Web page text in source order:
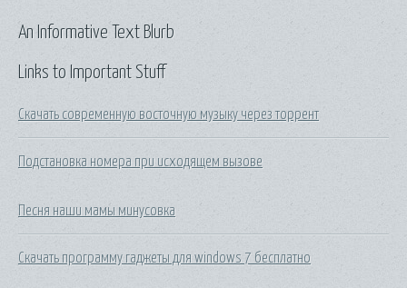
Links to Important Stuff
Скачать современную восточную музыку через торрент
Подстановка номера при исходящем вызове
Песня наши мамы минусовка
Скачать программу гаджеты для windows 7 бесплатно
An Informative Text Blurb